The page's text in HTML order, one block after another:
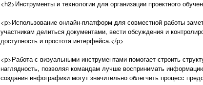
<h2>Инструменты и технологии для организации проектного
<p>Использование онлайн-платформ для совместной работы
участникам делиться документами, вести обсуждения и
доступность и простота интерфейса.</p>
<p>Работа с визуальными инструментами помогает строить
наглядность, позволяя командам лучше воспринимать
создания инфографики могут значительно облегчить процесс